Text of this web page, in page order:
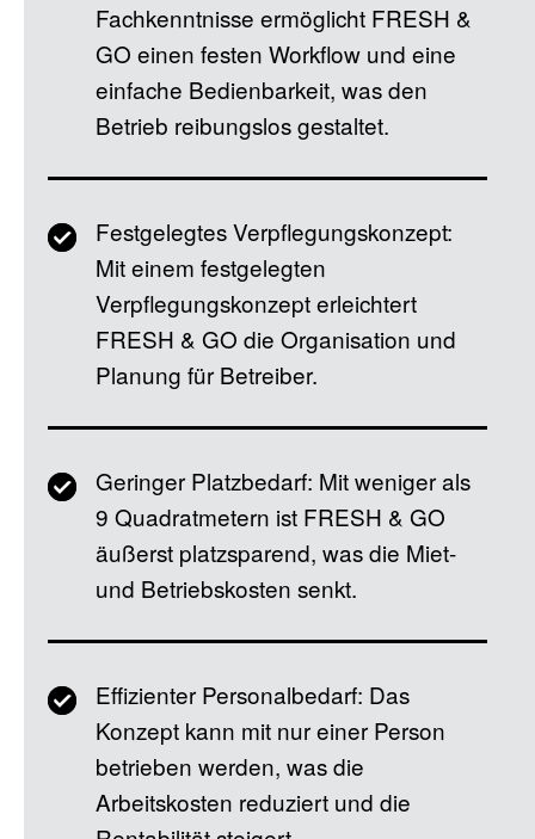
Fachkenntnisse ermöglicht FRESH &
GO einen festen Workflow und eine
einfache Bedienbarkeit, was den
Betrieb reibungslos gestaltet.
Festgelegtes Verpflegungskonzept:
Mit einem festgelegten
Verpflegungskonzept erleichtert
FRESH & GO die Organisation und
Planung für Betreiber.
Geringer Platzbedarf: Mit weniger als
9 Quadratmetern ist FRESH & GO
äußerst platzsparend, was die Miet-
und Betriebskosten senkt.
Effizienter Personalbedarf: Das
Konzept kann mit nur einer Person
betrieben werden, was die
Arbeitskosten reduziert und die